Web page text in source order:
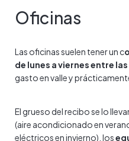
Oficinas
Las oficinas suelen tener un c
de lunes a viernes entre las
gasto en valle y
El grueso del recibo se lo
(aire acondicionado en
eléctricos en invierno), los